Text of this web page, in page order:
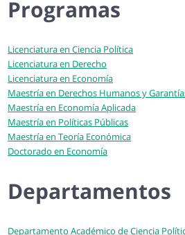
Programas
Licenciatura en Ciencia Política
Licenciatura en Derecho
Licenciatura en Economía
Maestría en Derechos Humanos y
Maestría en Economía Aplicada
Maestría en Políticas Públicas
Maestría en Teoría Económica
Doctorado en Economía
Departamentos
Departamento Académico de Ciencia